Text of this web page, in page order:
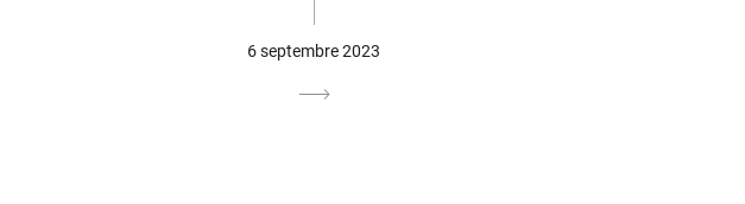
6 septembre 2023